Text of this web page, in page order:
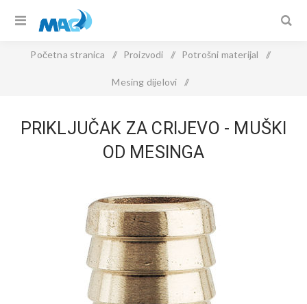
Početna stranica / Proizvodi / Potrošni materijal /
Mesing dijelovi /
PRIKLJUČAK ZA CRIJEVO - MUŠKI
OD MESINGA